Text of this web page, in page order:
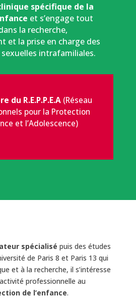
spécifique de la
et s’engage tout
la recherche,
et la prise en charge des
intrafamiliales.
du R.E.P.P.E.A(Réseau
pour la Protection
et l’Adolescence)
spécialisé puis des études
de Paris 8 et Paris 13 qui
et à la recherche, il s’intéresse
professionnelle au
de l’enfance.